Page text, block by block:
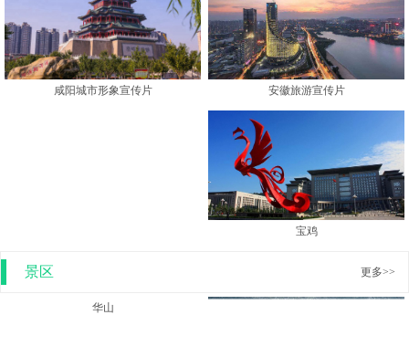
咸阳城市形象宣传片 安徽旅游宣传片
宝鸡
景区 更多>>